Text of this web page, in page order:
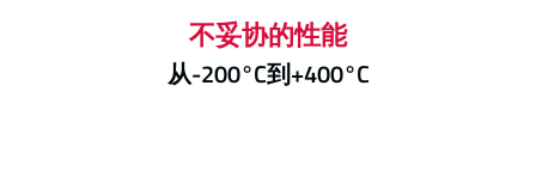
不妥协的性能
从-200°C到+400°C